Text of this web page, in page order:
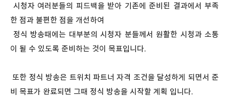
시청자 여러분들의 피드백을 받아 기존에 준비된 결과에서 부족
한 점과 불편한 점을 개선하여
정식 방송때에는 대부분의 시청자 분들께서 원활한 시청과 소통
이 될 수 있도록 준비하는 것이 목표입니다.
또한 정식 방송은 트위치 파트너 자격 조건을 달성하게 되면서 준
비 목표가 완료되면 그때 정식 방송을 시작할 계획 입니다.